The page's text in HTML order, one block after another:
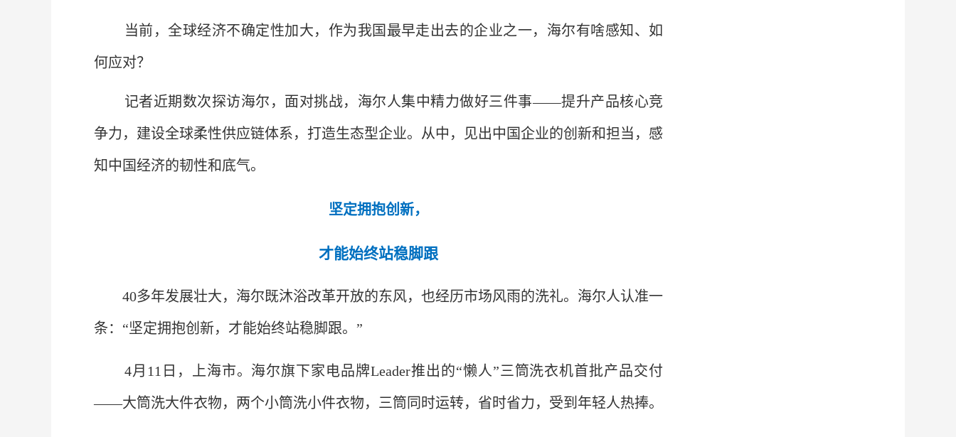
当前，全球经济不确定性加大，作为我国最早走出去的企业之一，海尔有啥感知、如
何应对？
记者近期数次探访海尔，面对挑战，海尔人集中精力做好三件事——提升产品核心竞
争力，建设全球柔性供应链体系，打造生态型企业。从中，见出中国企业的创新和担当，感
知中国经济的韧性和底气。
坚定拥抱创新，
才能始终站稳脚跟
40多年发展壮大，海尔既沐浴改革开放的东风，也经历市场风雨的洗礼。海尔人认准一
条：“坚定拥抱创新，才能始终站稳脚跟。”
4月11日，上海市。海尔旗下家电品牌Leader推出的“懒人”三筒洗衣机首批产品交付
——大筒洗大件衣物，两个小筒洗小件衣物，三筒同时运转，省时省力，受到年轻人热捧。